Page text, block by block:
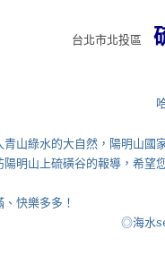
台北市北投區
山綠水的大自然，陽明山國
陽明山上硫磺谷的報導，希望
快樂多多！